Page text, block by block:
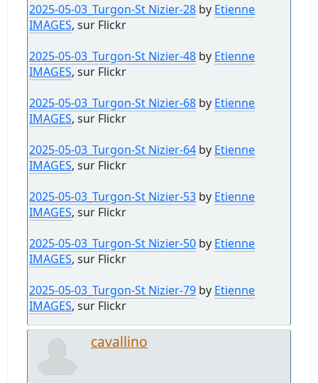
2025-05-03_Turgon-St Nizier-28 by Etienne
IMAGES, sur Flickr
2025-05-03_Turgon-St Nizier-48 by Etienne
IMAGES, sur Flickr
2025-05-03_Turgon-St Nizier-68 by Etienne
IMAGES, sur Flickr
2025-05-03_Turgon-St Nizier-64 by Etienne
IMAGES, sur Flickr
2025-05-03_Turgon-St Nizier-53 by Etienne
IMAGES, sur Flickr
2025-05-03_Turgon-St Nizier-50 by Etienne
IMAGES, sur Flickr
2025-05-03_Turgon-St Nizier-79 by Etienne
IMAGES, sur Flickr
cavallino